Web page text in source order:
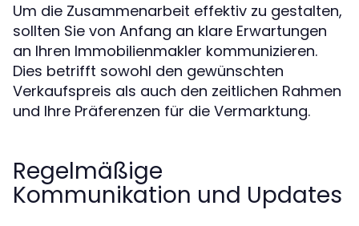
Um die Zusammenarbeit effektiv zu gestalten,
sollten Sie von Anfang an klare Erwartungen
an Ihren Immobilienmakler kommunizieren.
Dies betrifft sowohl den gewünschten
Verkaufspreis als auch den zeitlichen Rahmen
und Ihre Präferenzen für die Vermarktung.
Regelmäßige
Kommunikation und Updates